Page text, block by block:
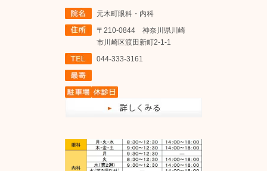
元木町眼科・内科
〒210-0844 神奈川県川崎
市川崎区渡田新町2-1-1
044-333-3161